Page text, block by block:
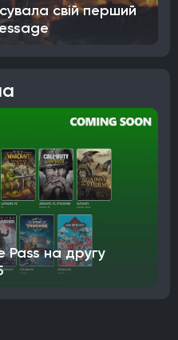
свій перший
Pass на другу